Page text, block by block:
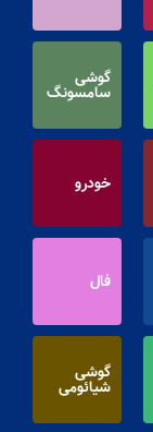
گوشی
سامسونگ
خودرو
فال
گوشی
شیائومی